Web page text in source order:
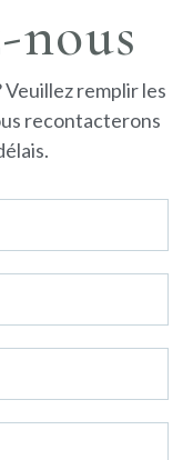
nous
remplir les
recontacterons